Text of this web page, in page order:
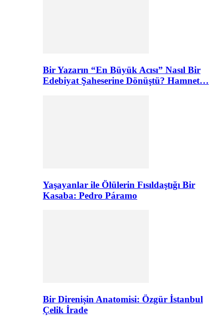
Bir Yazarın “En Büyük Acısı” Nasıl Bir
Edebiyat Şaheserine Dönüştü? Hamnet…
Yaşayanlar ile Ölülerin Fısıldaştığı Bir
Kasaba: Pedro Páramo
Bir Direnişin Anatomisi: Özgür İstanbul
Çelik İrade